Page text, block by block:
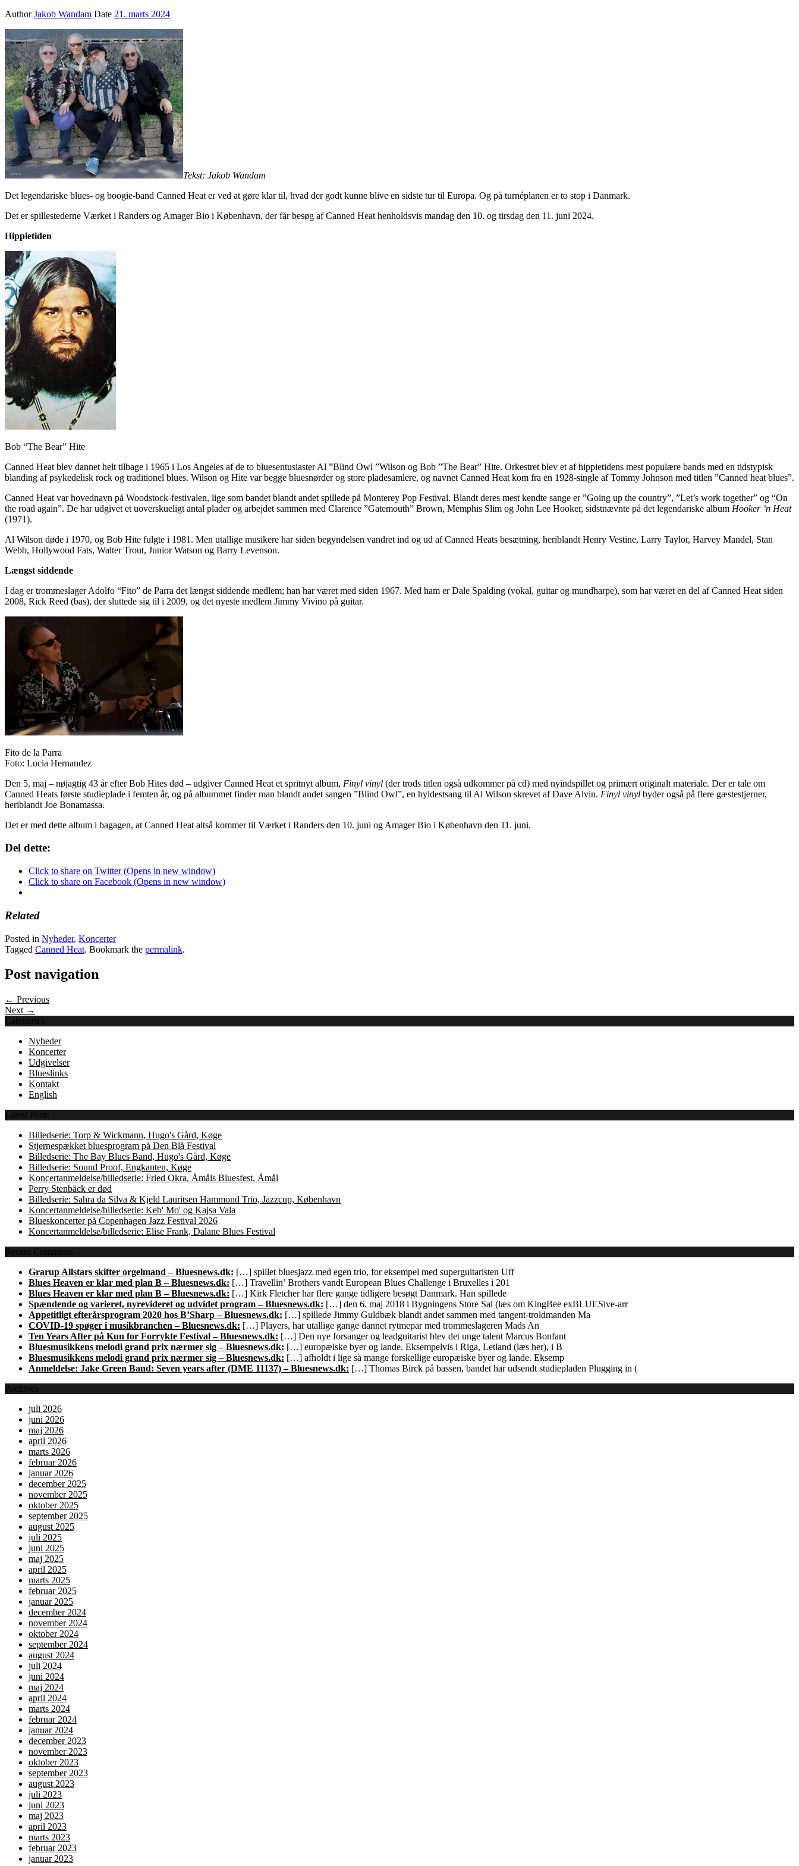
AuthorJakob Wandam Date 21. marts 2024
Tekst: Jakob Wandam
Det legendariske blues- og boogie-band Canned Heat er ved at gøre klar til, hvad der godt kunne blive en sidste tur til Europa. Og på turnéplanen er to stop i Danmark.
Det er spillestederne Værket i Randers og Amager Bio i København, der får besøg af Canned Heat henholdsvis mandag den 10. og tirsdag den 11. juni 2024.
Hippietiden
Bob “The Bear” Hite
Canned Heat blev dannet helt tilbage i 1965 i Los Angeles af de to bluesentusiaster Al ”Blind Owl ”Wilson og Bob ”The Bear” Hite. Orkestret blev et af hippietidens mest populære bands med en tidstypisk
blanding af psykedelisk rock og traditionel blues. Wilson og Hite var begge bluesnørder og store pladesamlere, og navnet Canned Heat kom fra en 1928-single af Tommy Johnson med titlen ”Canned heat blues”.
Canned Heat var hovednavn på Woodstock-festivalen, lige som bandet blandt andet spillede på Monterey Pop Festival. Blandt deres mest kendte sange er ”Going up the country”, ”Let’s work together” og “On
the road again”. De har udgivet et uoverskueligt antal plader og arbejdet sammen med Clarence ”Gatemouth” Brown, Memphis Slim og John Lee Hooker, sidstnævnte på det legendariske album Hooker ’n Heat
(1971).
Al Wilson døde i 1970, og Bob Hite fulgte i 1981. Men utallige musikere har siden begyndelsen vandret ind og ud af Canned Heats besætning, heriblandt Henry Vestine, Larry Taylor, Harvey Mandel, Stan
Webb, Hollywood Fats, Walter Trout, Junior Watson og Barry Levenson.
Længst siddende
I dag er trommeslager Adolfo “Fito” de Parra det længst siddende medlem; han har været med siden 1967. Med ham er Dale Spalding (vokal, guitar og mundharpe), som har været en del af Canned Heat siden
2008, Rick Reed (bas), der sluttede sig til i 2009, og det nyeste medlem Jimmy Vivino på guitar.
Fito de la Parra
Foto: Lucia Hernandez
Den 5. maj – nøjagtig 43 år efter Bob Hites død – udgiver Canned Heat et spritnyt album, Finyl vinyl (der trods titlen også udkommer på cd) med nyindspillet og primært originalt materiale. Der er tale om
Canned Heats første studieplade i femten år, og på albummet finder man blandt andet sangen ”Blind Owl”, en hyldestsang til Al Wilson skrevet af Dave Alvin. Finyl vinyl byder også på flere gæstestjerner,
heriblandt Joe Bonamassa.
Det er med dette album i bagagen, at Canned Heat altså kommer til Værket i Randers den 10. juni og Amager Bio i København den 11. juni.
Del dette:
Click to share on Twitter (Opens in new window)
Click to share on Facebook (Opens in new window)
Related
Posted in Nyheder, Koncerter
Tagged Canned Heat. Bookmark the permalink.
Post navigation
← Previous
Next →
Categories
Nyheder
Koncerter
Udgivelser
Blueslinks
Kontakt
English
Latest Posts
Billedserie: Torp & Wickmann, Hugo's Gård, Køge
Stjernespækket bluesprogram på Den Blå Festival
Billedserie: The Bay Blues Band, Hugo's Gård, Køge
Billedserie: Sound Proof, Engkanten, Køge
Koncertanmeldelse/billedserie: Fried Okra, Åmåls Bluesfest, Åmål
Perry Stenbäck er død
Billedserie: Sahra da Silva & Kjeld Lauritsen Hammond Trio, Jazzcup, København
Koncertanmeldelse/billedserie: Keb' Mo' og Kajsa Vala
Blueskoncerter på Copenhagen Jazz Festival 2026
Koncertanmeldelse/billedserie: Elise Frank, Dalane Blues Festival
Recent Comments
Grarup Allstars skifter orgelmand – Bluesnews.dk: […] spillet bluesjazz med egen trio, for eksempel med superguitaristen Uff
Blues Heaven er klar med plan B – Bluesnews.dk: […] Travellin’ Brothers vandt European Blues Challenge i Bruxelles i 201
Blues Heaven er klar med plan B – Bluesnews.dk: […] Kirk Fletcher har flere gange tidligere besøgt Danmark. Han spillede
Spændende og varieret, nyrevideret og udvidet program – Bluesnews.dk: […] den 6. maj 2018 i Bygningens Store Sal (læs om KingBee exBLUESive-arr
Appetitligt efterårsprogram 2020 hos B’Sharp – Bluesnews.dk: […] spillede Jimmy Guldbæk blandt andet sammen med tangent-troldmanden Ma
COVID-19 spøger i musikbranchen – Bluesnews.dk: […] Players, har utallige gange dannet rytmepar med trommeslageren Mads An
Ten Years After på Kun for Forrykte Festival – Bluesnews.dk: […] Den nye forsanger og leadguitarist blev det unge talent Marcus Bonfant
Bluesmusikkens melodi grand prix nærmer sig – Bluesnews.dk: […] europæiske byer og lande. Eksempelvis i Riga, Letland (læs her), i B
Bluesmusikkens melodi grand prix nærmer sig – Bluesnews.dk: […] afholdt i lige så mange forskellige europæiske byer og lande. Eksemp
Anmeldelse: Jake Green Band: Seven years after (DME 11137) – Bluesnews.dk: […] Thomas Birck på bassen, bandet har udsendt studiepladen Plugging in (
Archives
juli 2026
juni 2026
maj 2026
april 2026
marts 2026
februar 2026
januar 2026
december 2025
november 2025
oktober 2025
september 2025
august 2025
juli 2025
juni 2025
maj 2025
april 2025
marts 2025
februar 2025
januar 2025
december 2024
november 2024
oktober 2024
september 2024
august 2024
juli 2024
juni 2024
maj 2024
april 2024
marts 2024
februar 2024
januar 2024
december 2023
november 2023
oktober 2023
september 2023
august 2023
juli 2023
juni 2023
maj 2023
april 2023
marts 2023
februar 2023
januar 2023